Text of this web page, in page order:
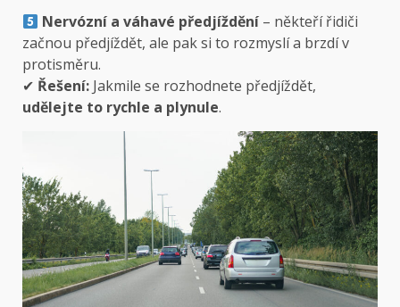
Nervózní a váhavé předjíždění – někteří řidiči
začnou předjíždět, ale pak si to rozmyslí a brzdí v
protisměru.
✔ Řešení: Jakmile se rozhodnete předjíždět,
udělejte to rychle a plynule.